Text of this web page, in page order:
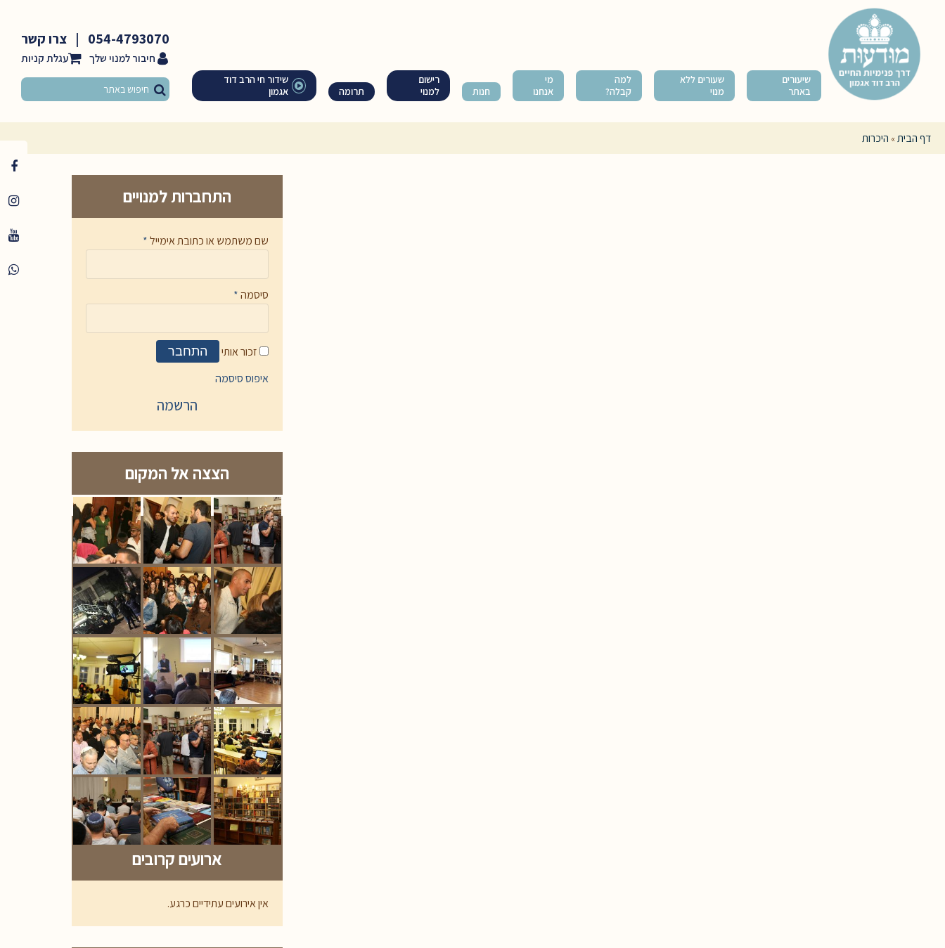
שיעורים
באתר
שעורים ללא
מנוי
למה
קבלה?
מי
אנחנו
חנות
רישום
למנוי
תרומה
שידור חי הרב דוד
אגמון
054-4793070
| צרו קשר
חיבור למנוי שלך
דף הבית» היכרות
התחברות למנויים
שם משתמש או כתובת אימייל*
סיסמה*
זכור אותי התחבר
איפוס סיסמה
הרשמה
הצצה אל המקום
ארועים קרובים
אין אירועים עתידיים כרגע.